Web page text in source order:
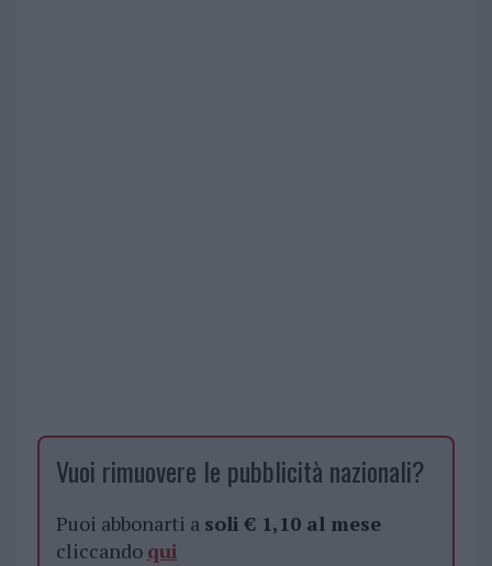
Vuoi rimuovere le pubblicità nazionali?
Puoi abbonarti a soli € 1,10 al mese
cliccando qui